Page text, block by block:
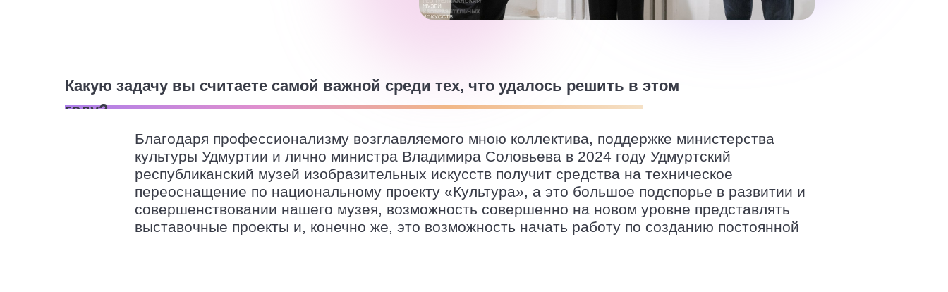
Какую задачу вы считаете самой важной среди тех, что удалось решить в этом
году?
Благодаря профессионализму возглавляемого мною коллектива, поддержке министерства
культуры Удмуртии и лично министра Владимира Соловьева в 2024 году Удмуртский
республиканский музей изобразительных искусств получит средства на техническое
переоснащение по национальному проекту «Культура», а это большое подспорье в развитии и
совершенствовании нашего музея, возможность совершенно на новом уровне представлять
выставочные проекты и, конечно же, это возможность начать работу по созданию постоянной